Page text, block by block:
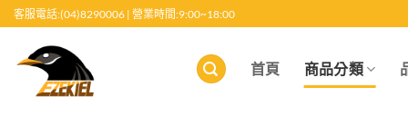
至
客服電話:(04)8290006 | 營業時間:9:00~18:00
首頁 商品分類